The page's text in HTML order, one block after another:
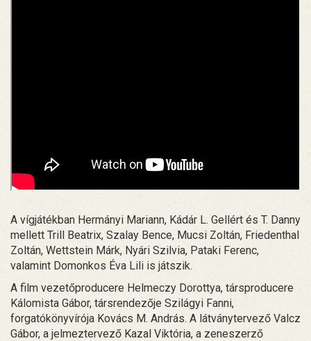
A vígjátékban Hermányi Mariann, Kádár L. Gellért és T. Danny
mellett Trill Beatrix, Szalay Bence, Mucsi Zoltán, Friedenthal
Zoltán, Wettstein Márk, Nyári Szilvia, Pataki Ferenc,
valamint Domonkos Éva Lili is játszik.
A film vezetőproducere Helmeczy Dorottya, társproducere
Kálomista Gábor, társrendezője Szilágyi Fanni,
forgatókönyvírója Kovács M. András. A látványtervező Valcz
Gábor, a jelmeztervező Kazal Viktória, a zeneszerző